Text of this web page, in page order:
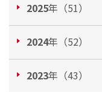
2025年（51）
2024年（52）
2023年（43）